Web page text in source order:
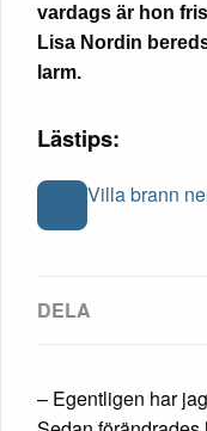
vardags är hon
Lisa Nordin
larm.
Lästips:
Villa brann
– Egentligen har